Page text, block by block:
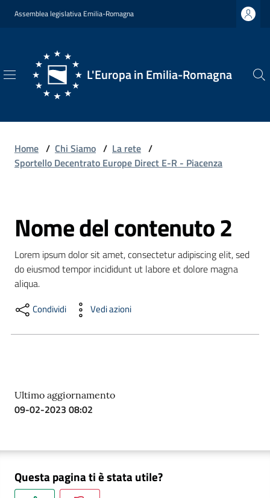
Vai al contenuto
Vai alla navigazione
Vai al footer
Assemblea legislativa Emilia-Romagna
L'Europa in Emilia-Romagna
L'Europa
Romagna
Siamo
Opportunità
Formazione
eventi
Approfondimenti
Home / Chi Siamo / La rete /
Sportello Decentrato Europe Direct E-R - Piacenza
Salta al contenuto
Nome del contenuto 2
Lorem ipsum dolor sit amet, consectetur adipiscing elit, sed
do eiusmod tempor incididunt ut labore et dolore magna
aliqua.
Condividi Vedi azioni
Ultimo aggiornamento
09-02-2023 08:02
Questa pagina ti è stata utile?